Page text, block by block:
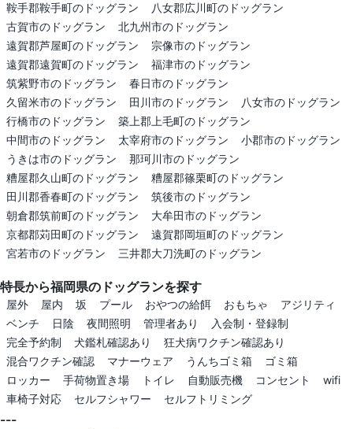
鞍手郡鞍手町のドッグラン
八女郡広川町のドッグラン
古賀市のドッグラン
北九州市のドッグラン
遠賀郡芦屋町のドッグラン
宗像市のドッグラン
遠賀郡遠賀町のドッグラン
福津市のドッグラン
筑紫野市のドッグラン
春日市のドッグラン
久留米市のドッグラン
田川市のドッグラン
八女市のドッグラン
行橋市のドッグラン
築上郡上毛町のドッグラン
中間市のドッグラン
太宰府市のドッグラン
小郡市のドッグラン
うきは市のドッグラン
那珂川市のドッグラン
糟屋郡久山町のドッグラン
糟屋郡篠栗町のドッグラン
田川郡香春町のドッグラン
筑後市のドッグラン
朝倉郡筑前町のドッグラン
大牟田市のドッグラン
京都郡苅田町のドッグラン
遠賀郡岡垣町のドッグラン
宮若市のドッグラン
三井郡大刀洗町のドッグラン
特長から福岡県のドッグランを探す
屋外 屋内 坂 プール おやつの給餌 おもちゃ
アジリティ
ベンチ
日陰 夜間照明 管理者あり
入会制・登録制
完全予約制
犬鑑札確認あり
狂犬病ワクチン確認あり
混合ワクチン確認
マナーウェア うんちゴミ箱
ゴミ箱
ロッカー
手荷物置き場 トイレ 自動販売機 コンセント
wifi
車椅子対応
セルフシャワー セルフトリミング
---